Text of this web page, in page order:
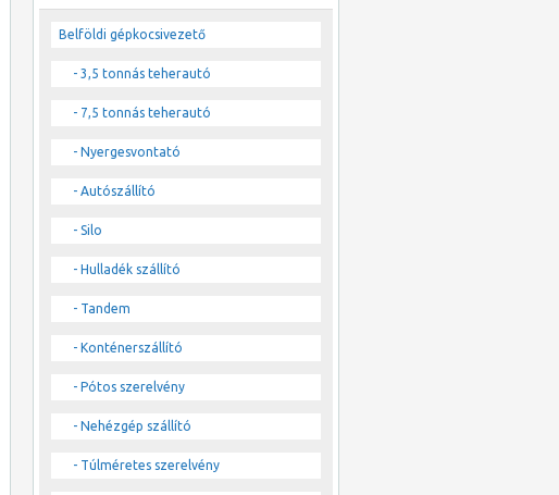
Belföldi gépkocsivezető
- 3,5 tonnás teherautó
- 7,5 tonnás teherautó
- Nyergesvontató
- Autószállító
- Silo
- Hulladék szállító
- Tandem
- Konténerszállító
- Pótos szerelvény
- Nehézgép szállító
- Túlméretes szerelvény